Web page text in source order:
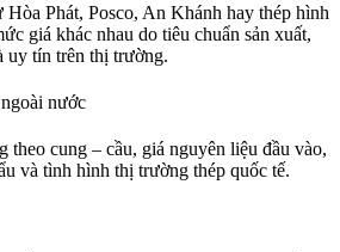
Phát, Posco, An Khánh hay thép hình
giá khác nhau do tiêu chuẩn sản xuất,
uy tín trên thị trường.
nước
theo cung – cầu, giá nguyên liệu đầu vào,
và tình hình thị trường thép quốc tế.